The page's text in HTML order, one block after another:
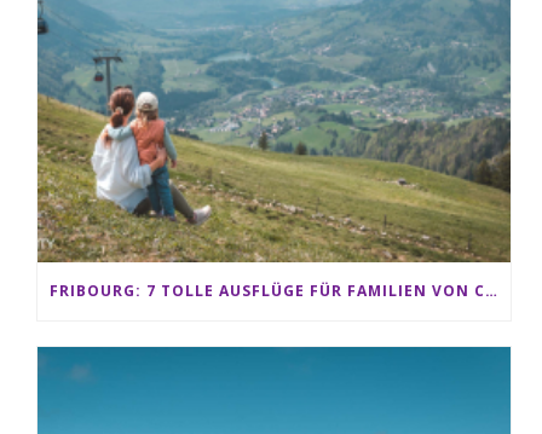
FRIBOURG: 7 TOLLE AUSFLÜGE FÜR FAMILIEN VON CHARMEY BIS LES PACCOTS